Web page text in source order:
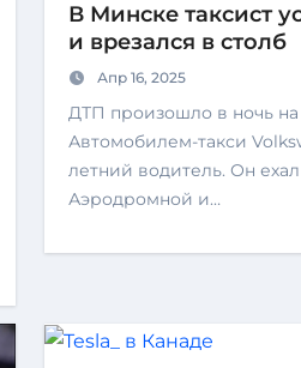
В Минске таксист
и врезался в столб
Апр 16, 2025
ДТП произошло в ночь на 16 апреля.
Автомобилем-такси
летний водитель. Он
Аэродромной и…